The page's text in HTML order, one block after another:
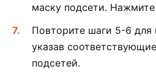
маску подсети. Нажмите
Повторите шаги 5-6 для
указав
подсетей.